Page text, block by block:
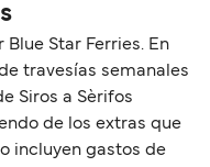
Star Ferries. En
travesías semanales
Siros a Sèrifos
de los extras que
incluyen gastos de